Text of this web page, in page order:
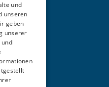
und
unseren
geben
unserer
und